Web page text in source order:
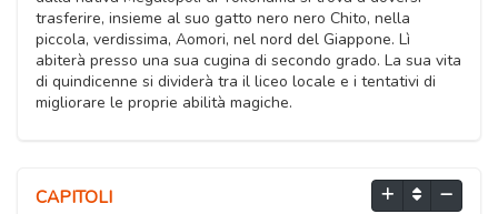
trasferire, insieme al suo gatto nero nero Chito, nella
piccola, verdissima, Aomori, nel nord del Giappone. Lì
abiterà presso una sua cugina di secondo grado. La sua vita
di quindicenne si dividerà tra il liceo locale e i tentativi di
migliorare le proprie abilità magiche.
CAPITOLI